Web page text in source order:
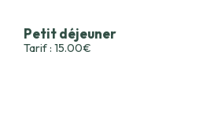
Petit déjeuner
Tarif : 15.00€